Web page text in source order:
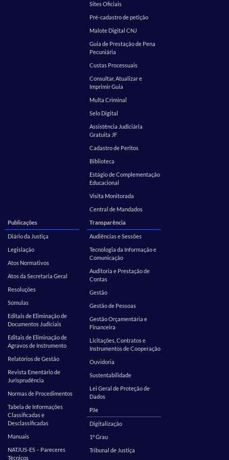
Sites Oficiais
Pré-cadastro de petição
Malote Digital CNJ
Guia de Prestação de Pena
Pecuniária
Custas Processuais
Consultar, Atualizar e
Imprimir Guia
Multa Criminal
Selo Digital
Assistência Judiciária
Gratuita JF
Cadastro de Peritos
Biblioteca
Estágio de Complementação
Educacional
Visita Monitorada
Central de Mandados
Publicações
Diário da Justiça
Legislação
Atos Normativos
Atos da Secretaria Geral
Resoluções
Súmulas
Editais de Eliminação de
Documentos Judiciais
Editais de Eliminação de
Agravos de Instrumento
Relatórios de Gestão
Revista Ementário de
Jurisprudência
Normas de Procedimentos
Tabela de Informações
Classificadas e
Desclassificadas
Manuais
NATJUS-ES – Pareceres
Técnicos
Transparência
Audiências e Sessões
Tecnologia da Informação e
Comunicação
Auditoria e Prestação de
Contas
Gestão
Gestão de Pessoas
Gestão Orçamentária e
Financeira
Licitações, Contratos e
Instrumentos de Cooperação
Ouvidoria
Sustentabilidade
Lei Geral de Proteção de
Dados
PJe
Digitalização
1º Grau
Tribunal de Justiça